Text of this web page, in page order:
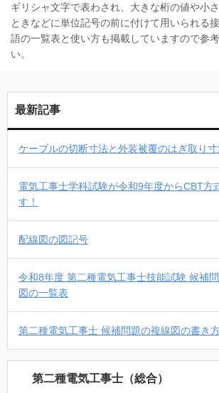
ギリシャ文字で表わされ、大きな桁の値や小
ときなどに単位記号の前に付けて用いられる
語の一覧表と使い方も掲載していますので参
い。
最新記事
ケーブルの切断寸法と外装被覆のはぎ取り
電気工事士学科試験が令和9年度からCBT方
す！
配線図の図記号
令和8年度 第二種電気工事士技能試験 候補
図の一覧表
第二種電気工事士 候補問題の複線図の書き
第二種電気工事士（総合）